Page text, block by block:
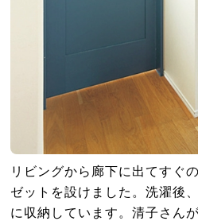
リビングから廊下に出てすぐ
ゼットを設けました。洗濯後
に収納しています。清子さん